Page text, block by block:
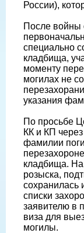
России),
После войны
специально
кладбища,
моменту
могилах не
указания
По просьбе
КК и КП
фамилии
кладбища.
розыска,
сохранилась
списки
заявителю в
виза для
могилы.